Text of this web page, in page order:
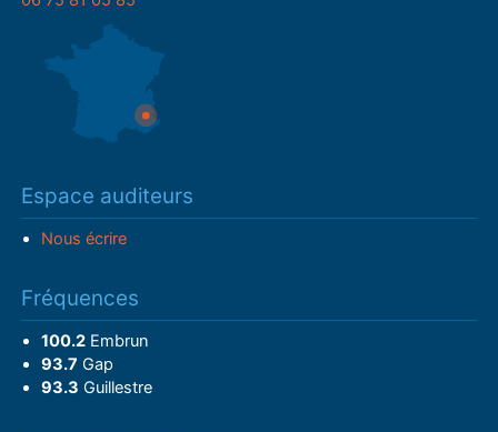
Espace auditeurs
Nous écrire
Fréquences
100.2Embrun
93.7 Gap
93.3 Guillestre